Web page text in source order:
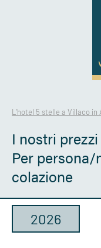
L’hotel 5 stelle a Villaco in
I nostri prezzi
Per
colazione
2026